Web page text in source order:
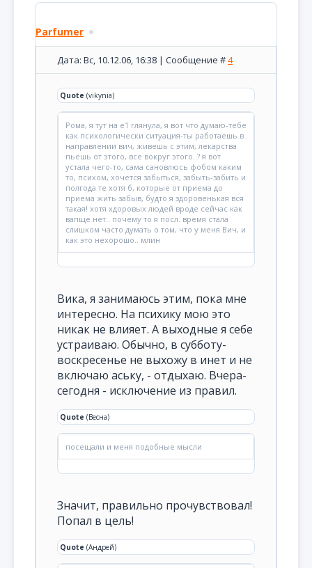
Parfumer
Дата: Вс, 10.12.06, 16:38 | Сообщение #4
Quote (vikynia)
Рома, я тут на е1 глянула, я вот что думаю-тебе
как психологически ситуация-ты работаешь в
направлении вич, живешь с этим, лекарства
пьешь от этого, все вокруг этого..? я вот
устала чего-то, сама сановлюсь фобом каким
то, психом, хочется забыться, забыть-забить и
полгода те хотя б, которые от приема до
приема жить забыв, будто я здоровенькая вся
такая! хотя хдоровых людей вроде сейчас как
вапще нет.. почему то я посл. время стала
слишком часто думать о том, что у меня Вич, и
как это нехорошо.. млин
Вика, я занимаюсь этим, пока мне
интересно. На психику мою это
никак не влияет. А выходные я себе
устраиваю. Обычно, в субботу-
воскресенье не выхожу в инет и не
включаю аську, - отдыхаю. Вчера-
сегодня - исключение из правил.
Quote (Весна)
посещали и меня подобные мысли
Значит, правильно прочувствовал!
Попал в цель!
Quote (Андрей)